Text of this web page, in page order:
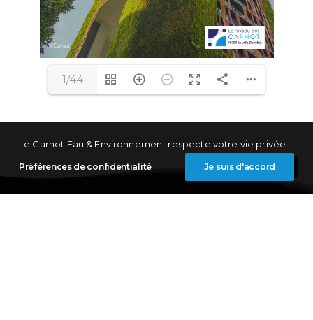
1/44
Le Carnot Eau & Environnement respecte votre vie privée.
Préférences de confidentialité Je suis d'accord